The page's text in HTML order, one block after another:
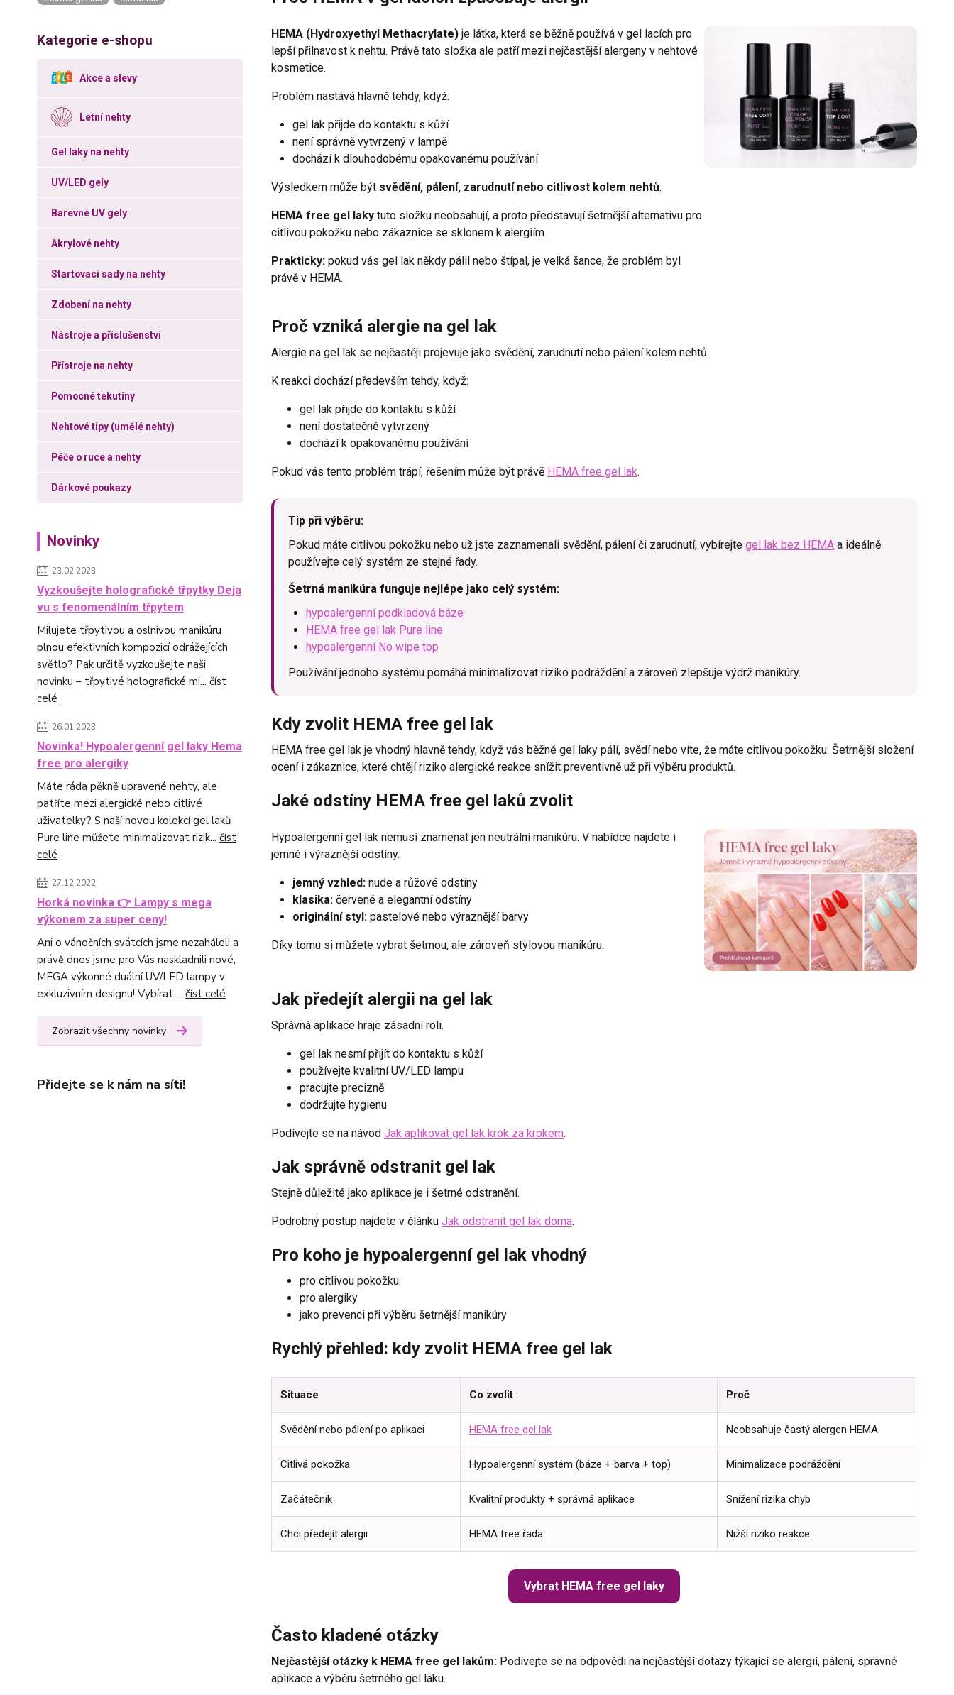
Kategorie e-shopu
Akce a slevy
Letní nehty
Gel laky na nehty
UV/LED gely
Barevné UV gely
Akrylové nehty
Startovací sady na nehty
Zdobení na nehty
Nástroje a příslušenství
Přístroje na nehty
Pomocné tekutiny
Nehtové tipy (umělé nehty)
Péče o ruce a nehty
Dárkové poukazy
Novinky
23.02.2023
Vyzkoušejte holografické třpytky Deja
vu s fenomenálním třpytem
Milujete třpytivou a oslnivou manikúru
plnou efektivních kompozicí odrážejících
světlo? Pak určitě vyzkoušejte naši
novinku – třpytivé holografické mi... číst
celé
26.01.2023
Novinka! Hypoalergenní gel laky Hema
free pro alergiky
Máte ráda pěkně upravené nehty, ale
patříte mezi alergické nebo citlivé
uživatelky? S naší novou kolekcí gel laků
Pure line můžete minimalizovat rizik... číst
celé
27.12.2022
Horká novinka 👉 Lampy s mega
výkonem za super ceny!
Ani o vánočních svátcích jsme nezaháleli a
právě dnes jsme pro Vás naskladnili nové,
MEGA výkonné duální UV/LED lampy v
exkluzivním designu! Vybírat ... číst celé
Zobrazit všechny novinky
Přidejte se k nám na síti!
HEMA (Hydroxyethyl Methacrylate)je látka, která se běžně používá v gel lacích pro
lepší přilnavost k nehtu. Právě tato složka ale patří mezi nejčastější alergeny v nehtové
kosmetice.
Problém nastává hlavně tehdy, když:
gel lak přijde do kontaktu s kůží
není správně vytvrzený v lampě
dochází k dlouhodobému opakovanému používání
Výsledkem může být svědění, pálení, zarudnutí nebo citlivost kolem nehtů.
HEMA free gel lakytuto složku neobsahují, a proto představují šetrnější alternativu pro
citlivou pokožku nebo zákaznice se sklonem k alergiím.
Prakticky:pokud vás gel lak někdy pálil nebo štípal, je velká šance, že problém byl
právě v HEMA.
Proč vzniká alergie na gel lak
Alergie na gel lak se nejčastěji projevuje jako svědění, zarudnutí nebo pálení kolem nehtů.
K reakci dochází především tehdy, když:
gel lak přijde do kontaktu s kůží
není dostatečně vytvrzený
dochází k opakovanému používání
Pokud vás tento problém trápí, řešením může být právě HEMA free gel lak.
Tip při výběru:
Pokud máte citlivou pokožku nebo už jste zaznamenali svědění, pálení či zarudnutí, vybírejte gel lak bez HEMAa ideálně
používejte celý systém ze stejné řady.
Šetrná manikúra funguje nejlépe jako celý systém:
hypoalergenní podkladová báze
HEMA free gel lak Pure line
hypoalergenní No wipe top
Používání jednoho systému pomáhá minimalizovat riziko podráždění a zároveň zlepšuje výdrž manikúry.
Kdy zvolit HEMA free gel lak
HEMA free gel lak je vhodný hlavně tehdy, když vás běžné gel laky pálí, svědí nebo víte, že máte citlivou pokožku. Šetrnější složení
ocení i zákaznice, které chtějí riziko alergické reakce snížit preventivně už při výběru produktů.
Jaké odstíny HEMA free gel laků zvolit
Hypoalergenní gel lak nemusí znamenat jen neutrální manikúru. V nabídce najdete i
jemné i výraznější odstíny.
jemný vzhled:nude a růžové odstíny
klasika:červené a elegantní odstíny
originální styl:pastelové nebo výraznější barvy
Díky tomu si můžete vybrat šetrnou, ale zároveň stylovou manikúru.
Jak předejít alergii na gel lak
Správná aplikace hraje zásadní roli.
gel lak nesmí přijít do kontaktu s kůží
používejte kvalitní UV/LED lampu
pracujte precizně
dodržujte hygienu
Podívejte se na návod Jak aplikovat gel lak krok za krokem.
Jak správně odstranit gel lak
Stejně důležité jako aplikace je i šetrné odstranění.
Podrobný postup najdete v článku Jak odstranit gel lak doma.
Pro koho je hypoalergenní gel lak vhodný
pro citlivou pokožku
pro alergiky
jako prevenci při výběru šetrnější manikúry
Rychlý přehled: kdy zvolit HEMA free gel lak
Situace Co zvolit Proč
Svědění nebo pálení po aplikaci HEMA free gel lak Neobsahuje častý alergen HEMA
Citlivá pokožka Hypoalergenní systém (báze + barva + top) Minimalizace podráždění
Začátečník Kvalitní produkty + správná aplikace Snížení rizika chyb
Chci předejít alergii HEMA free řada Nižší riziko reakce
Vybrat HEMA free gel laky
Často kladené otázky
Nejčastější otázky k HEMA free gel lakům:Podívejte se na odpovědi na nejčastější dotazy týkající se alergií, pálení, správné
aplikace a výběru šetrného gel laku.